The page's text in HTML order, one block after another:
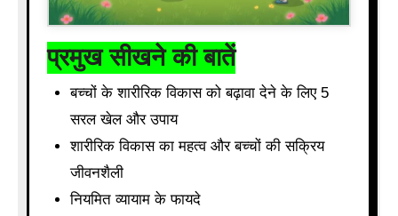
प्रमुख सीखने की बातें
बच्चों के शारीरिक विकास को बढ़ावा देने के लिए 5
सरल खेल और उपाय
शारीरिक विकास का महत्व और बच्चों की सक्रिय
जीवनशैली
नियमित व्यायाम के फायदे